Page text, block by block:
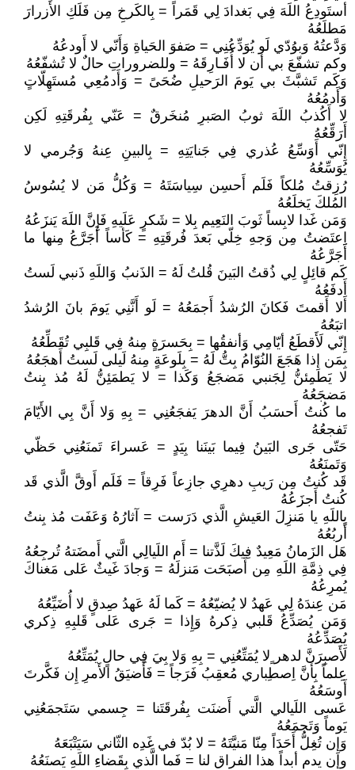
أستَودِعُ اللَهَ فِي بَغدادَ لِي قَمَراً = بِالكَرخِ مِن فَلَكِ الأَزرارَ
مَطلَعُهُ
وَدَّعتُهُ وَبوُدّي لَو يُوَدِّعُنِي = صَفوَ الحَياةِ وَأَنّي لا أَودعُهُ
وكم تشفّعَ بي أن لا أُفَـارِقَهُ = وللضروراتِ حالٌ لا تُشفّعُهُ
وَكَم تَشبَّثَ بي يَومَ الرَحيلِ ضُحَىً = وَأَدمُعِي مُستَهِلّاتٍ
وَأَدمُعُهُ
لا أَكُذبُ اللَهَ ثوبُ الصَبرِ مُنخَرقٌ = عَنّي بِفُرقَتِهِ لَكِن
أَرَقِّعُهُ
إِنّي أَوَسِّعُ عُذري فِي جَنايَتِهِ = بِالبينِ عِنهُ وَجُرمي لا
يُوَسِّعُهُ
رُزِقتُ مُلكاً فَلَم أَحسِن سِياسَتَهُ = وَكُلُّ مَن لا يُسُوسُ
المُلكَ يَخلَعُهُ
وَمَن غَدا لابِساً ثَوبَ النَعِيم بِلا = شَكرٍ عَلَيهِ فَإِنَّ اللَهَ يَنزَعُهُ
اِعتَضتُ مِن وَجهِ خِلّي بَعدَ فُرقَتِهِ = كَأساً أَجَرَّعُ مِنها ما
أَجَرَّعُهُ
كَم قائِلٍ لِي ذُقتُ البَينَ قُلتُ لَهُ = الذَنبُ وَاللَهِ ذَنبي لَستُ
أَدفَعُهُ
أَلا أَقمتَ فَكانَ الرُشدُ أَجمَعُهُ = لَو أَنَّنِي يَومَ بانَ الرُشدُ
اتبَعُهُ
إِنّي لَأَقطَعُ أيّامِي وَأنفقُها = بِحَسرَةٍ مِنهُ فِي قَلبِي تُقَطِّعُهُ
بِمَن إِذا هَجَعَ النُوّامُ بِتُّ لَهُ = بِلَوعَةٍ مِنهُ لَيلى لَستُ أَهجَعُهُ
لا يَطمِئنُّ لِجَنبي مَضجَعُ وَكَذا = لا يَطمَئِنُّ لَهُ مُذ بِنتُ
مَضجَعُهُ
ما كُنتُ أَحسَبُ أَنَّ الدهرَ يَفجَعُنِي = بِهِ وَلا أَنَّ بِي الأَيّامَ
تَفجعُهُ
حَتّى جَرى البَينُ فِيما بَينَنا بِيَدٍ = عَسراءَ تَمنَعُنِي حَظّي
وَتَمنَعُهُ
قَد كُنتُ مِن رَيبِ دهرِي جازِعاً فَرِقاً = فَلَم أَوقَّ الَّذي قَد
كُنتُ أَجزَعُهُ
بِاللَهِ يا مَنزِلَ العَيشِ الَّذي دَرَست = آثارُهُ وَعَفَت مُذ بِنتُ
أَربُعُهُ
هَل الزَمانُ مَعِيدٌ فِيكَ لَذَّتنا = أَم اللَيالِي الَّتي أَمضَتهُ تُرجِعُهُ
فِي ذِمَّةِ اللَهِ مِن أَصبَحَت مَنزلَهُ = وَجادَ غَيثٌ عَلى مَغناكَ
يُمرِعُهُ
مَن عِندَهُ لِي عَهدُ لا يُضيّعُهُ = كَما لَهُ عَهدُ صِدقٍ لا أُضَيِّعُهُ
وَمَن يُصَدِّعُ قَلبي ذِكرهُ وَإِذا = جَرى عَلى قَلبِهِ ذِكري
يُصَدِّعُهُ
لَأَصبِرَنَّ لدهر ٍلا يُمَتِّعُنِي = بِهِ وَلا بِيَ فِي حالٍ يُمَتِّعُهُ
عِلماً بِأَنَّ اِصطِباري مُعقِبُ فَرَجاً = فَأَضيَقُ الأَمرِ إِن فَكَّرتَ
أَوسَعُهُ
عَسى اللَيالي الَّتي أَضنَت بِفُرقَتَنا = جِسمي سَتَجمَعُنِي
يَوماً وَتَجمَعُهُ
وَإِن تُغِلُّ أَحَدَاً مِنّا مَنيَّتَهُ = لا بُدّ في غَدِه الثّاني سَيَتْبَعَهُ
وإن يدم أبداً هذا الفراق لنا = فَما الَّذي بِقَضاءِ اللَهِ يَصنَعُهُ